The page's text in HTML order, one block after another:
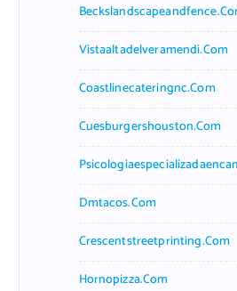
Vistaaltadelveramendi.com
Coastlinecateringnc.com
Cuesburgershouston.com
Dmtacos.com
Crescentstreetprinting.com
Hornopizza.com